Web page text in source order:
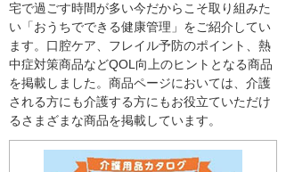
宅で過ごす時間が多い今だからこそ取り組みた
い「おうちでできる健康管理」をご紹介してい
ます。口腔ケア、フレイル予防のポイント、熱
中症対策商品などQOL向上のヒントとなる商品
を掲載しました。商品ページにおいては、介護
される方にも介護する方にもお役立ていただけ
るさまざまな商品を掲載しています。